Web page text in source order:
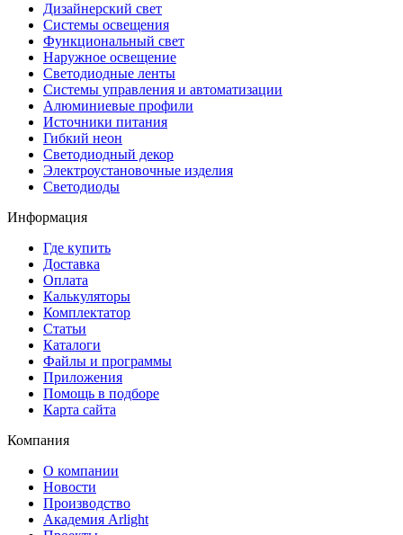
Дизайнерский свет
Системы освещения
Функциональный свет
Наружное освещение
Светодиодные ленты
Системы управления и автоматизации
Алюминиевые профили
Источники питания
Гибкий неон
Светодиодный декор
Электроустановочные изделия
Светодиоды
Информация
Где купить
Доставка
Оплата
Калькуляторы
Комплектатор
Статьи
Каталоги
Файлы и программы
Приложения
Помощь в подборе
Карта сайта
Компания
О компании
Новости
Производство
Академия Arlight